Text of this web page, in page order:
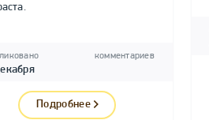
комментариев
Подробнее